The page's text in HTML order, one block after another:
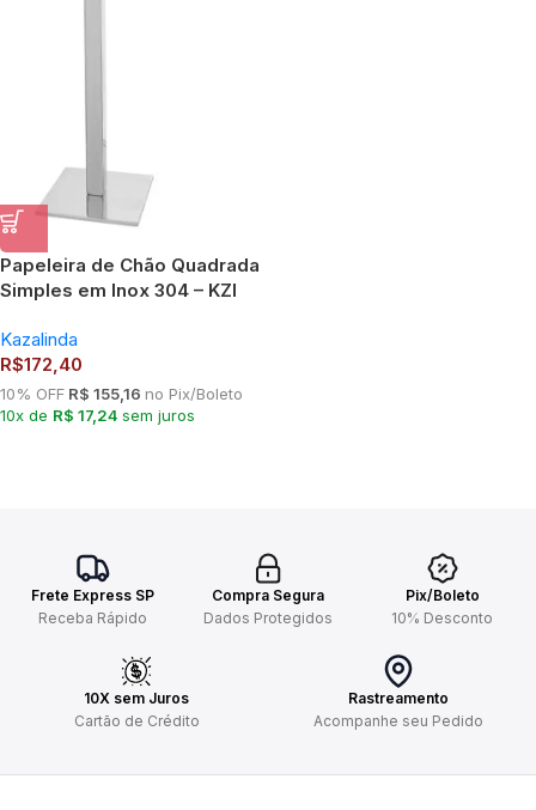
Papeleira de Chão Quadrada
Simples em Inox 304 – KZI
Kazalinda
R$172,40
10% OFF R$ 155,16 no Pix/Boleto
10x de R$ 17,24 sem juros
Frete Express SP
Receba Rápido
Compra Segura
Dados Protegidos
Pix/Boleto
10% Desconto
10X sem Juros
Cartão de Crédito
Rastreamento
Acompanhe seu Pedido